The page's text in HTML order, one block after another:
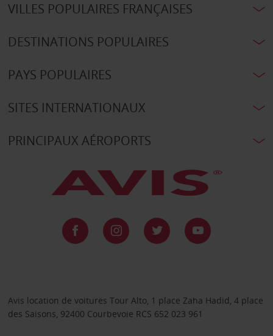
VILLES POPULAIRES FRANÇAISES
DESTINATIONS POPULAIRES
PAYS POPULAIRES
SITES INTERNATIONAUX
PRINCIPAUX AÉROPORTS
Avis location de voitures Tour Alto, 1 place Zaha Hadid, 4 place
des Saisons, 92400 Courbevoie RCS 652 023 961